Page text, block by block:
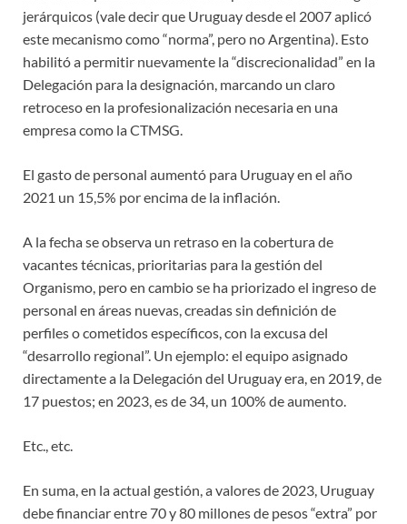
jerárquicos (vale decir que Uruguay desde el 2007 aplicó
este mecanismo como “norma”, pero no Argentina). Esto
habilitó a permitir nuevamente la “discrecionalidad” en la
Delegación para la designación, marcando un claro
retroceso en la profesionalización necesaria en una
empresa como la CTMSG.
El gasto de personal aumentó para Uruguay en el año
2021 un 15,5% por encima de la inflación.
A la fecha se observa un retraso en la cobertura de
vacantes técnicas, prioritarias para la gestión del
Organismo, pero en cambio se ha priorizado el ingreso de
personal en áreas nuevas, creadas sin definición de
perfiles o cometidos específicos, con la excusa del
“desarrollo regional”. Un ejemplo: el equipo asignado
directamente a la Delegación del Uruguay era, en 2019, de
17 puestos; en 2023, es de 34, un 100% de aumento.
Etc., etc.
En suma, en la actual gestión, a valores de 2023, Uruguay
debe financiar entre 70 y 80 millones de pesos “extra” por